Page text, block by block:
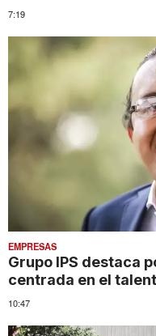
7:19
EMPRESAS
Grupo IPS destaca
centrada en el
10:47